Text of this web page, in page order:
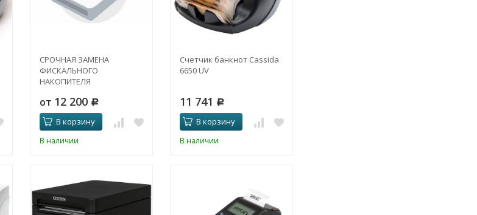
СРОЧНАЯ ЗАМЕНА
ФИСКАЛЬНОГО
НАКОПИТЕЛЯ
от 12 200 Р
В корзину
В наличии
Счетчик банкнот Cassida
6650 UV
11 741 Р
В корзину
В наличии